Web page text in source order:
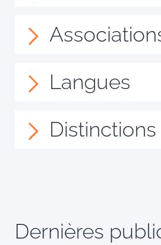
Langues
Distinctions
Dernières